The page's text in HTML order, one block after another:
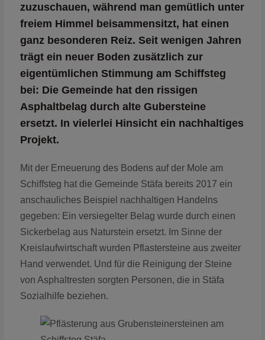
zuzuschauen, während man gemütlich unter
freiem Himmel beisammensitzt, hat einen
ganz besonderen Reiz. Seit wenigen Jahren
trägt ein neuer Boden zusätzlich zur
eigentümlichen Stimmung am Schiffsteg
bei: Die Gemeinde hat den rissigen
Asphaltbelag durch alte Gubersteine
ersetzt. In vielerlei Hinsicht ein nachhaltiges
Projekt.
Mit der Erneuerung des Bodens auf der Mole am
Schiffsteg hat die Gemeinde Stäfa bereits 2017 ein
anschauliches Beispiel nachhaltigen Handelns
gegeben: Ein versiegelter Belag wurde durch einen
Sickerbelag aus Naturstein ersetzt. Im Sinne der
Kreislaufwirtschaft wurden Pflastersteine aus zweiter
Hand verwendet. Und für die Reinigung der Steine
von Asphaltresten sorgten Personen, die in Stäfa
Sozialhilfe beziehen.